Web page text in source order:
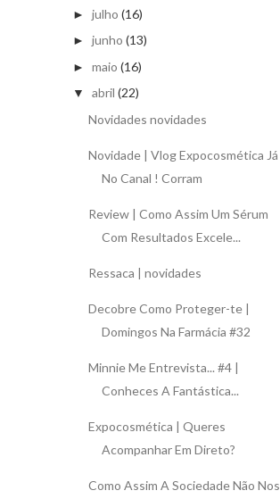
► julho (16)
► junho (13)
► maio (16)
▼ abril (22)
Novidades novidades
Novidade | Vlog Expocosmética Já
No Canal ! Corram
Review | Como Assim Um Sérum
Com Resultados Excele...
Ressaca | novidades
Decobre Como Proteger-te |
Domingos Na Farmácia #32
Minnie Me Entrevista... #4 |
Conheces A Fantástica...
Expocosmética | Queres
Acompanhar Em Direto?
Como Assim A Sociedade Não Nos